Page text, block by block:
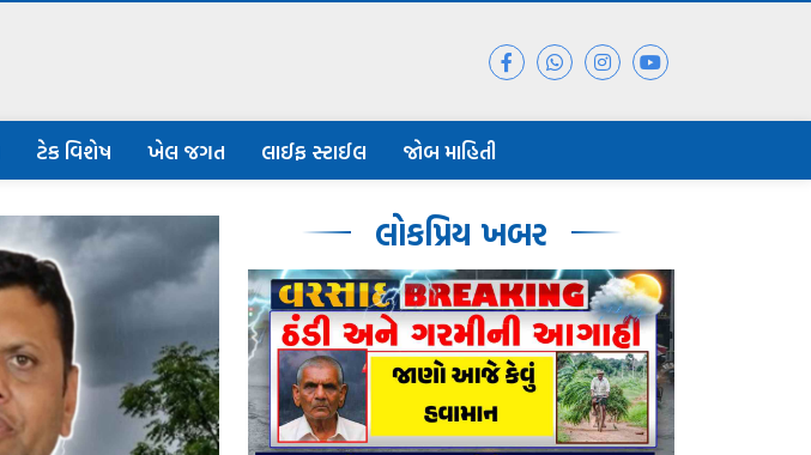
ટેક વિશેષ ખેલ જગત લાઈફ સ્ટાઈલ જોબ માહિતી
લોકપ્રિય ખબર